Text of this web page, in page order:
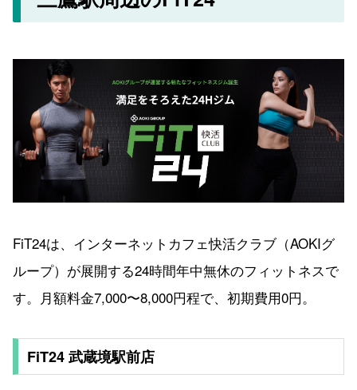
FiT24は、インターネットカフェ快活クラブ（AOKIグ
ループ）が展開する24時間年中無休のフィットネスで
す。月額料金7,000〜8,000円程で、初期費用0円。
FiT24 武蔵境駅前店